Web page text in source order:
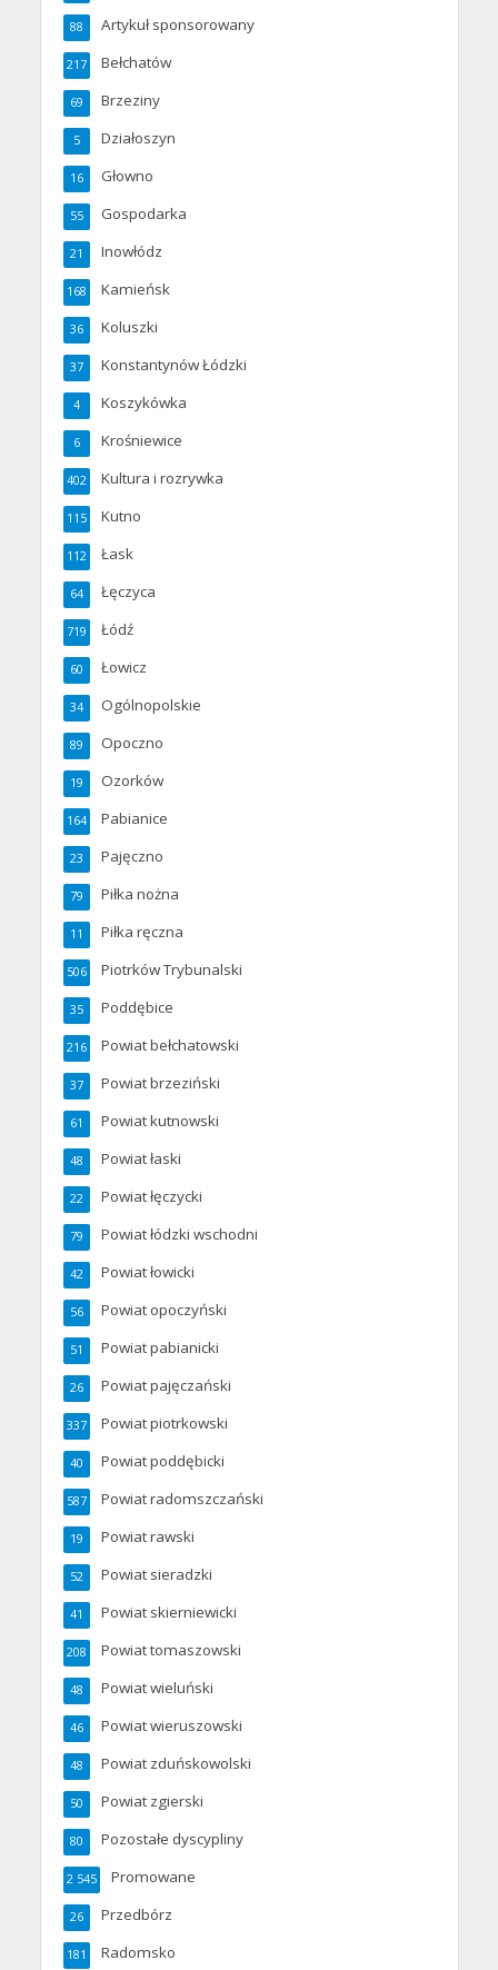
Artykuł sponsorowany
88
Bełchatów
217
Brzeziny
69
Działoszyn
5
Głowno
16
Gospodarka
55
Inowłódz
21
Kamieńsk
168
Koluszki
36
Konstantynów Łódzki
37
Koszykówka
4
Krośniewice
6
Kultura i rozrywka
402
Kutno
115
Łask
112
Łęczyca
64
Łódź
719
Łowicz
60
Ogólnopolskie
34
Opoczno
89
Ozorków
19
Pabianice
164
Pajęczno
23
Piłka nożna
79
Piłka ręczna
11
Piotrków Trybunalski
506
Poddębice
35
Powiat bełchatowski
216
Powiat brzeziński
37
Powiat kutnowski
61
Powiat łaski
48
Powiat łęczycki
22
Powiat łódzki wschodni
79
Powiat łowicki
42
Powiat opoczyński
56
Powiat pabianicki
51
Powiat pajęczański
26
Powiat piotrkowski
337
Powiat poddębicki
40
Powiat radomszczański
587
Powiat rawski
19
Powiat sieradzki
52
Powiat skierniewicki
41
Powiat tomaszowski
208
Powiat wieluński
48
Powiat wieruszowski
46
Powiat zduńskowolski
48
Powiat zgierski
50
Pozostałe dyscypliny
80
Promowane
2 545
Przedbórz
26
Radomsko
181